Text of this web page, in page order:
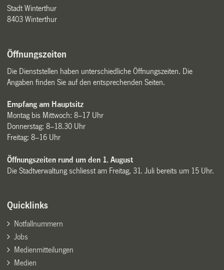
Stadt Winterthur
8403 Winterthur
Öffnungszeiten
Die Dienststellen haben unterschiedliche Öffnungszeiten. Die
Angaben finden Sie auf den entsprechenden Seiten.
Empfang am Hauptsitz
Montag bis Mittwoch: 8–17 Uhr
Donnerstag: 8–18.30 Uhr
Freitag: 8–16 Uhr
Öffnungszeiten rund um den 1. August
Die Stadtverwaltung schliesst am Freitag, 31. Juli bereits um 15 Uhr.
Quicklinks
Notfallnummern
Jobs
Medienmitteilungen
Medien